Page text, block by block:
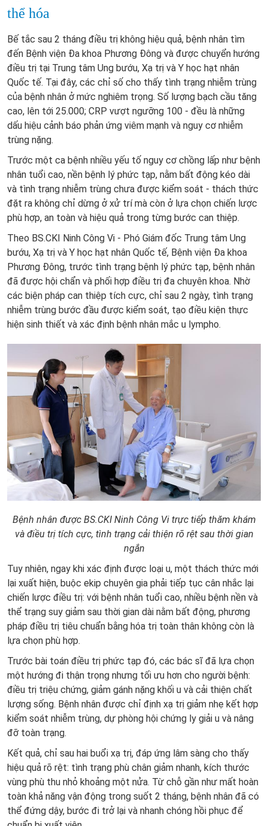
thể hóa
Bế tắc sau 2 tháng điều trị không hiệu quả, bệnh nhân tìm
đến Bệnh viện Đa khoa Phương Đông và được chuyển hướng
điều trị tại Trung tâm Ung bướu, Xạ trị và Y học hạt nhân
Quốc tế. Tại đây, các chỉ số cho thấy tình trạng nhiễm trùng
của bệnh nhân ở mức nghiêm trọng. Số lượng bạch cầu tăng
cao, lên tới 25.000; CRP vượt ngưỡng 100 - đều là những
dấu hiệu cảnh báo phản ứng viêm mạnh và nguy cơ nhiễm
trùng nặng.
Trước một ca bệnh nhiều yếu tố nguy cơ chồng lấp như bệnh
nhân tuổi cao, nền bệnh lý phức tạp, nằm bất động kéo dài
và tình trạng nhiễm trùng chưa được kiểm soát - thách thức
đặt ra không chỉ dừng ở xử trí mà còn ở lựa chọn chiến lược
phù hợp, an toàn và hiệu quả trong từng bước can thiệp.
Theo BS.CKI Ninh Công Vi - Phó Giám đốc Trung tâm Ung
bướu, Xạ trị và Y học hạt nhân Quốc tế, Bệnh viện Đa khoa
Phương Đông, trước tình trạng bệnh lý phức tạp, bệnh nhân
đã được hội chẩn và phối hợp điều trị đa chuyên khoa. Nhờ
các biện pháp can thiệp tích cực, chỉ sau 2 ngày, tình trạng
nhiễm trùng bước đầu được kiểm soát, tạo điều kiện thực
hiện sinh thiết và xác định bệnh nhân mắc u lympho.
Bệnh nhân được BS.CKI Ninh Công Vi trực tiếp thăm khám
và điều trị tích cực, tình trạng cải thiện rõ rệt sau thời gian
ngắn
Tuy nhiên, ngay khi xác định được loại u, một thách thức mới
lại xuất hiện, buộc ekip chuyên gia phải tiếp tục cân nhắc lại
chiến lược điều trị: với bệnh nhân tuổi cao, nhiều bệnh nền và
thể trạng suy giảm sau thời gian dài nằm bất động, phương
pháp điều trị tiêu chuẩn bằng hóa trị toàn thân không còn là
lựa chọn phù hợp.
Trước bài toán điều trị phức tạp đó, các bác sĩ đã lựa chọn
một hướng đi thận trọng nhưng tối ưu hơn cho người bệnh:
điều trị triệu chứng, giảm gánh nặng khối u và cải thiện chất
lượng sống. Bệnh nhân được chỉ định xạ trị giảm nhẹ kết hợp
kiểm soát nhiễm trùng, dự phòng hội chứng ly giải u và nâng
đỡ toàn trạng.
Kết quả, chỉ sau hai buổi xạ trị, đáp ứng lâm sàng cho thấy
hiệu quả rõ rệt: tình trạng phù chân giảm nhanh, kích thước
vùng phù thu nhỏ khoảng một nửa. Từ chỗ gần như mất hoàn
toàn khả năng vận động trong suốt 2 tháng, bệnh nhân đã có
thể đứng dậy, bước đi trở lại và nhanh chóng hồi phục để